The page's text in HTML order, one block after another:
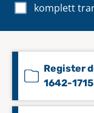
komplett
Register
1642-1715